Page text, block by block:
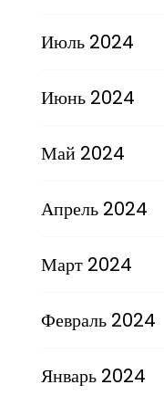
Июль 2024
Июнь 2024
Май 2024
Апрель 2024
Март 2024
Февраль 2024
Январь 2024